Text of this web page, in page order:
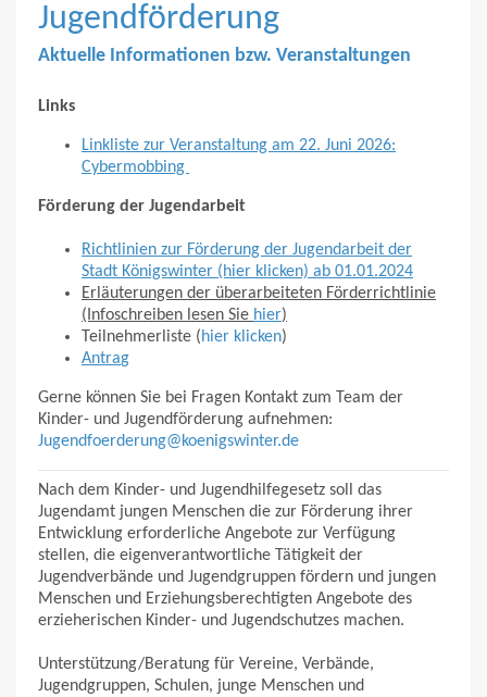
Jugendförderung
Aktuelle Informationen bzw. Veranstaltungen
Links
Linkliste zur Veranstaltung am 22. Juni 2026:
Cybermobbing
Förderung der Jugendarbeit
Richtlinien zur Förderung der Jugendarbeit der
Stadt Königswinter (hier klicken) ab 01.01.2024
Erläuterungen der überarbeiteten Förderrichtlinie
(Infoschreiben lesen Sie hier)
Teilnehmerliste (hier klicken)
Antrag
Gerne können Sie bei Fragen Kontakt zum Team der
Kinder- und Jugendförderung aufnehmen:
Jugendfoerderung@koenigswinter.de
Nach dem Kinder- und Jugendhilfegesetz soll das
Jugendamt jungen Menschen die zur Förderung ihrer
Entwicklung erforderliche Angebote zur Verfügung
stellen, die eigenverantwortliche Tätigkeit der
Jugendverbände und Jugendgruppen fördern und jungen
Menschen und Erziehungsberechtigten Angebote des
erzieherischen Kinder- und Jugendschutzes machen.
Unterstützung/Beratung für Vereine, Verbände,
Jugendgruppen, Schulen, junge Menschen und